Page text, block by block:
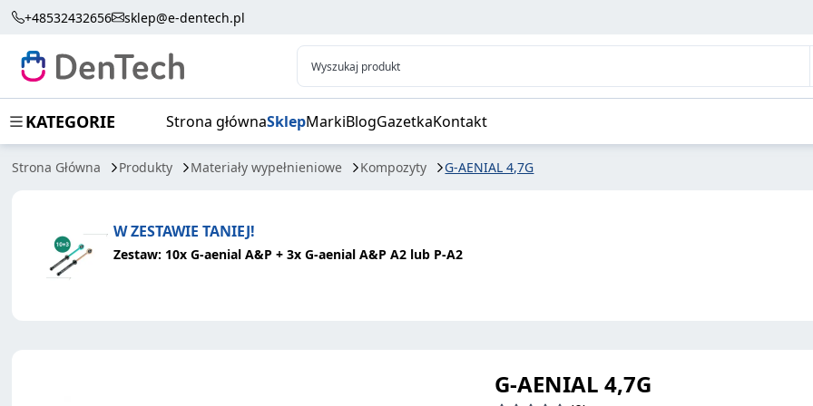
+48532432656 sklep@e-dentech.pl
Wyszukaj produkt
KATEGORIE Strona głównaSklepMarkiBlogGazetkaKontakt
Strona Główna Produkty Materiały wypełnieniowe Kompozyty G-AENIAL 4,7G
G-AENIAL 4,7G
W ZESTAWIE TANIEJ!
Zestaw: 10x G-aenial A&P + 3x G-aenial A&P A2 lub P-A2
G-AENIAL 4,7G